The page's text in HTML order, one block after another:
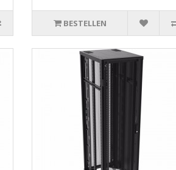
BESTELLEN